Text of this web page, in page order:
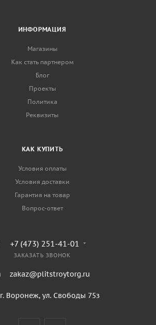
ИНФОРМАЦИЯ
Магазины
Как стать партнером
Блог
Проекты
Политика
Реквизиты
КАК КУПИТЬ
Условия оплаты
Условия доставки
Гарантия на товар
Вопрос-ответ
+7 (473) 251-41-01
ЗАКАЗАТЬ ЗВОНОК
zakaz@plitstroytorg.ru
г. Воронеж, ул. Свободы 75з